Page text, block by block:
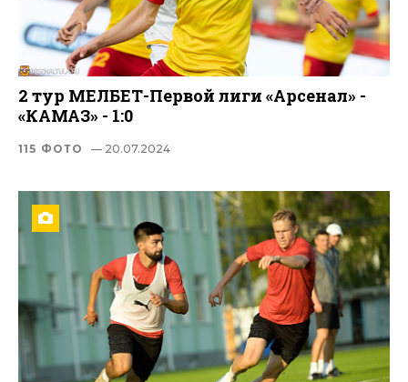
2 тур МЕЛБЕТ-Первой лиги «Арсенал» -
«КАМАЗ» - 1:0
115 ФОТО — 20.07.2024